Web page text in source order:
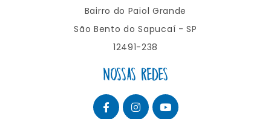
Bairro do Paiol Grande
São Bento do Sapucaí - SP
12491-238
NOSSAS REDES